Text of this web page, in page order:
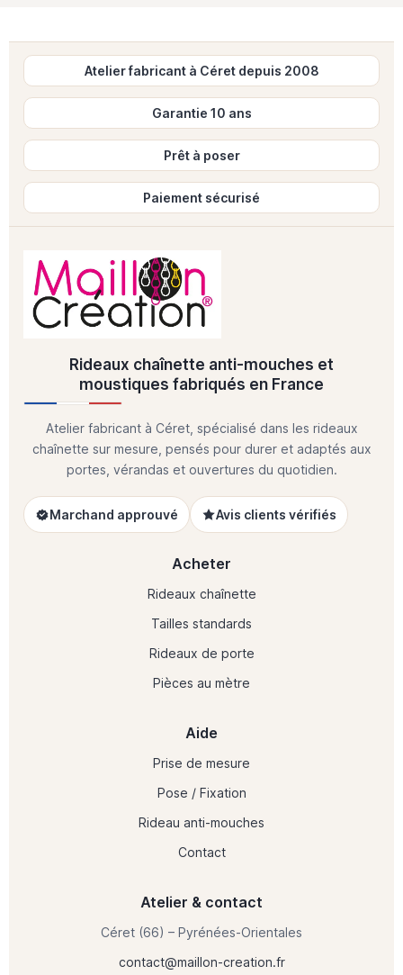
Atelier fabricant à Céret depuis 2008
Garantie 10 ans
Prêt à poser
Paiement sécurisé
Rideaux chaînette anti-mouches et
moustiques fabriqués en France
Atelier fabricant à Céret, spécialisé dans les rideaux
chaînette sur mesure, pensés pour durer et adaptés aux
portes, vérandas et ouvertures du quotidien.
Marchand approuvé Avis clients vérifiés
Acheter
Rideaux chaînette
Tailles standards
Rideaux de porte
Pièces au mètre
Aide
Prise de mesure
Pose / Fixation
Rideau anti-mouches
Contact
Atelier & contact
Céret (66) – Pyrénées-Orientales
contact@maillon-creation.fr